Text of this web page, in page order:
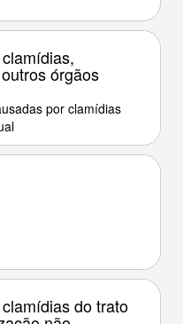
órgãos
por clamídias
do trato